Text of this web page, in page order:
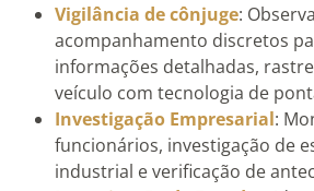
Vigilância de cônjuge:
acompanhamento discretos
informações detalhadas,
veículo com tecnologia de
Investigação Empresarial:
funcionários, investigação de
industrial e verificação de